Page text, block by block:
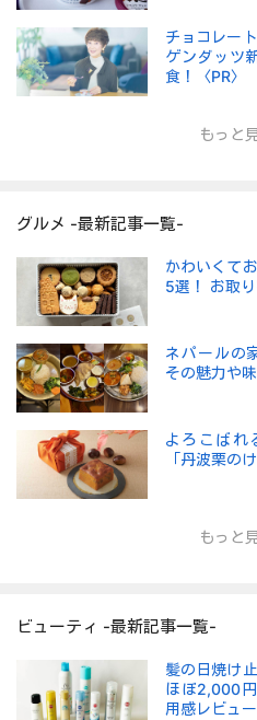
チョコレー
ゲンダッツ
食！〈PR〉
もっと
グルメ -最新記事一覧-
かわいくて
5選！ お取
ネパールの
その魅力や
よろこば
「丹波栗の
もっと
ビューティ -最新記事一覧-
髪の日焼け
ほぼ2,000
用感レビュ